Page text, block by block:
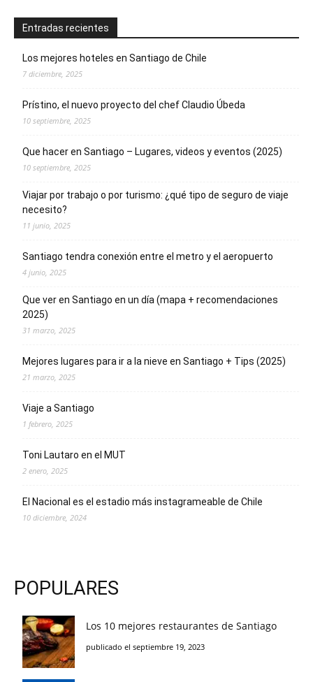
Entradas recientes
Los mejores hoteles en Santiago de Chile
7 diciembre, 2025
Prístino, el nuevo proyecto del chef Claudio Úbeda
10 septiembre, 2025
Que hacer en Santiago – Lugares, videos y eventos (2025)
10 septiembre, 2025
Viajar por trabajo o por turismo: ¿qué tipo de seguro de viaje
necesito?
11 junio, 2025
Santiago tendra conexión entre el metro y el aeropuerto
4 junio, 2025
Que ver en Santiago en un día (mapa + recomendaciones
2025)
31 marzo, 2025
Mejores lugares para ir a la nieve en Santiago + Tips (2025)
21 marzo, 2025
Viaje a Santiago
1 febrero, 2025
Toni Lautaro en el MUT
2 enero, 2025
El Nacional es el estadio más instagrameable de Chile
10 diciembre, 2024
POPULARES
Los 10 mejores restaurantes de Santiago
publicado el septiembre 19, 2023